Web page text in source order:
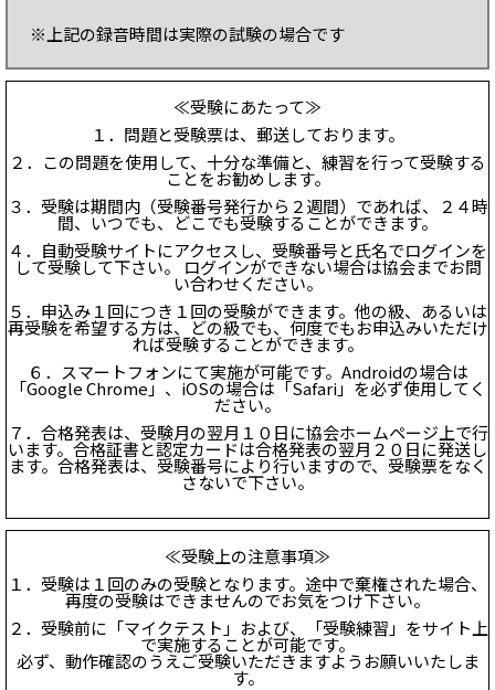
※上記の録音時間は実際の試験の場合です
≪受験にあたって≫
１．問題と受験票は、郵送しております。
２．この問題を使用して、十分な準備と、練習を行って受験する
ことをお勧めします。
３．受験は期間内（受験番号発行から２週間）であれば、２４時
間、いつでも、どこでも受験することができます。
４．自動受験サイトにアクセスし、受験番号と氏名でログインを
して受験して下さい。 ログインができない場合は協会までお問
い合わせください。
５．申込み１回につき１回の受験ができます。他の級、あるいは
再受験を希望する方は、どの級でも、何度でもお申込みいただけ
れば受験することができます。
６．スマートフォンにて実施が可能です。Androidの場合は
「Google Chrome」、iOSの場合は「Safari」を必ず使用してく
ださい。
７．合格発表は、受験月の翌月１０日に協会ホームページ上で行
います。合格証書と認定カードは合格発表の翌月２０日に発送し
ます。合格発表は、受験番号により行いますので、受験票をなく
さないで下さい。
≪受験上の注意事項≫
１．受験は１回のみの受験となります。途中で棄権された場合、
再度の受験はできませんのでお気をつけ下さい。
２．受験前に「マイクテスト」および、「受験練習」をサイト上
で実施することが可能です。
必ず、動作確認のうえご受験いただきますようお願いいたしま
す。